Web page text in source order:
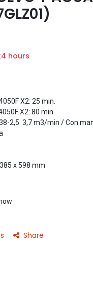
hours
X2: 25 min.
X2: 80 min.
2,5: 3,7 m3/min / Con
x 598 mm
Share